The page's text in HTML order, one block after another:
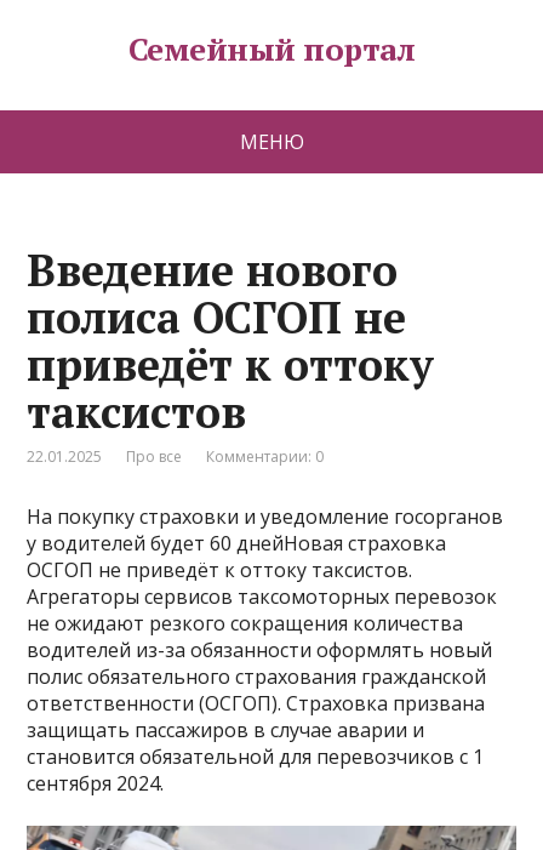
Семейный портал
МЕНЮ
Введение нового
полиса ОСГОП не
приведёт к оттоку
таксистов
22.01.2025 Про все Комментарии: 0
На покупку страховки и уведомление госорганов
у водителей будет 60 днейНовая страховка
ОСГОП не приведёт к оттоку таксистов.
Агрегаторы сервисов таксомоторных перевозок
не ожидают резкого сокращения количества
водителей из-за обязанности оформлять новый
полис обязательного страхования гражданской
ответственности (ОСГОП). Страховка призвана
защищать пассажиров в случае аварии и
становится обязательной для перевозчиков с 1
сентября 2024.